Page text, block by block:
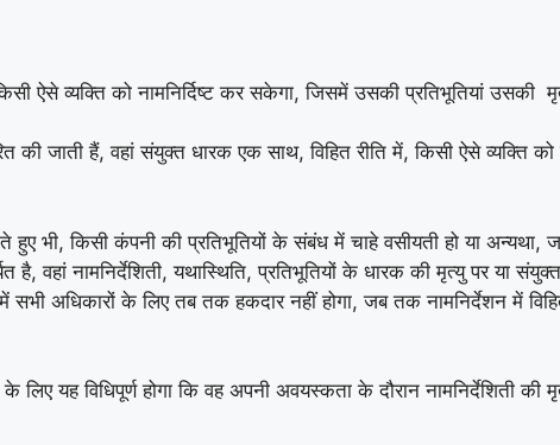
ऐसे व्यक्ति को नामनिर्दिष्ट कर सकेगा, जिसमें उसकी प्रतिभूतियां उसकी
की जाती हैं, वहां संयुक्त धारक एक साथ, विहित रीति में, किसी ऐसे व्यक्ति
भी, किसी कंपनी की प्रतिभूतियों के संबंध में चाहे वसीयती हो या अन्यथा,
है, वहां नामनिर्देशिती, यथास्थिति, प्रतिभूतियों के धारक की मृत्यु पर या
अधिकारों के लिए तब तक हकदार नहीं होगा, जब तक नामनिर्देशन में
यह विधिपूर्ण होगा कि वह अपनी अवयस्कता के दौरान नामनिर्देशिती